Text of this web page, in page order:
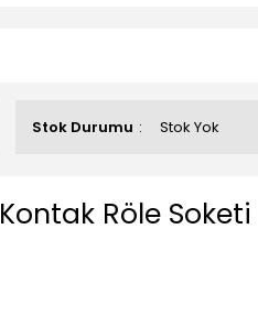
Stok Durumu Stok Yok
Röle Soketi